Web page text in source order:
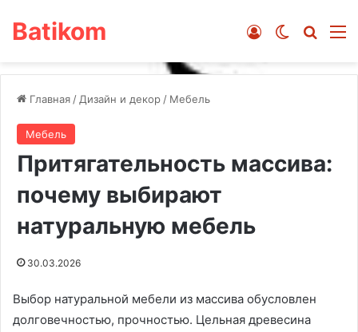
Batikom Switch skin
Войти
Главная / Дизайн и декор / Мебель
Мебель
Притягательность массива:
почему выбирают
натуральную мебель
30.03.2026
Выбор натуральной мебели из массива обусловлен
долговечностью, прочностью. Цельная древесина